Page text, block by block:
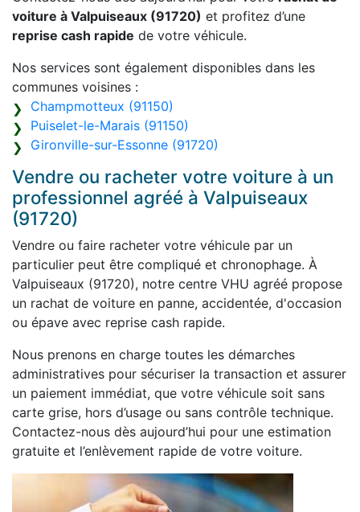
voiture à Valpuiseaux (91720) et profitez d’une
reprise cash rapide de votre véhicule.
Nos services sont également disponibles dans les
communes voisines :
Champmotteux (91150)
Puiselet-le-Marais (91150)
Gironville-sur-Essonne (91720)
Vendre ou racheter votre voiture à un
professionnel agréé à Valpuiseaux
(91720)
Vendre ou faire racheter votre véhicule par un
particulier peut être compliqué et chronophage. À
Valpuiseaux (91720), notre centre VHU agréé propose
un rachat de voiture en panne, accidentée, d'occasion
ou épave avec reprise cash rapide.
Nous prenons en charge toutes les démarches
administratives pour sécuriser la transaction et assurer
un paiement immédiat, que votre véhicule soit sans
carte grise, hors d’usage ou sans contrôle technique.
Contactez-nous dès aujourd’hui pour une estimation
gratuite et l’enlèvement rapide de votre voiture.